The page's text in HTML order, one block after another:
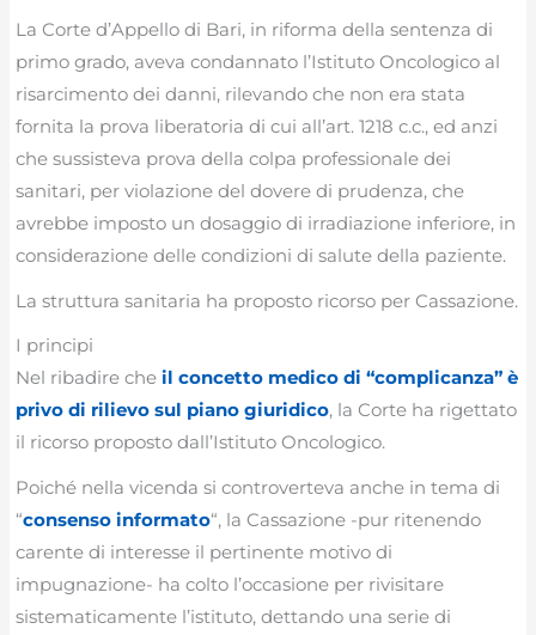
La Corte d’Appello di Bari, in riforma della sentenza di
primo grado, aveva condannato l’Istituto Oncologico al
risarcimento dei danni, rilevando che non era stata
fornita la prova liberatoria di cui all’art. 1218 c.c., ed anzi
che sussisteva prova della colpa professionale dei
sanitari, per violazione del dovere di prudenza, che
avrebbe imposto un dosaggio di irradiazione inferiore, in
considerazione delle condizioni di salute della paziente.
La struttura sanitaria ha proposto ricorso per Cassazione.
I principi
Nel ribadire cheil concetto medico di “complicanza” è
privo di rilievo sul piano giuridico, la Corte ha rigettato
il ricorso proposto dall’Istituto Oncologico.
Poiché nella vicenda si controverteva anche in tema di
“consenso informato“, la Cassazione -pur ritenendo
carente di interesse il pertinente motivo di
impugnazione- ha colto l’occasione per rivisitare
sistematicamente l’istituto, dettando una serie di